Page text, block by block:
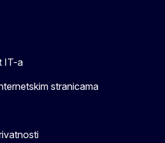
IT-a
stranicama